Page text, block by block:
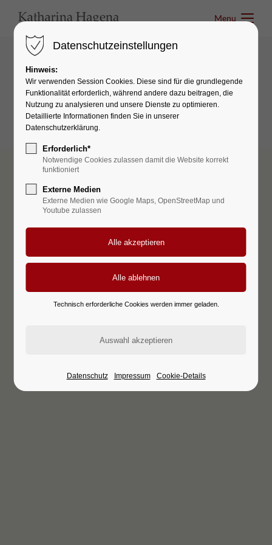
Menu
OpenStreetMap
Das Laden von OpenStreetMap wurde nicht erlaubt.
Datenschutzeinstellungen
Hinweis:
Wir verwenden Session Cookies. Diese sind für die grundlegende
Funktionalität erforderlich, während andere dazu beitragen, die
Nutzung zu analysieren und unsere Dienste zu optimieren.
Detaillierte Informationen finden Sie in unserer
Datenschutzerklärung.
Erforderlich*
Notwendige Cookies zulassen damit die Website korrekt
funktioniert
Externe Medien
Externe Medien wie Google Maps, OpenStreetMap und
Youtube zulassen
Technisch erforderliche Cookies werden immer geladen.
Datenschutz Impressum Cookie-Details
Menu